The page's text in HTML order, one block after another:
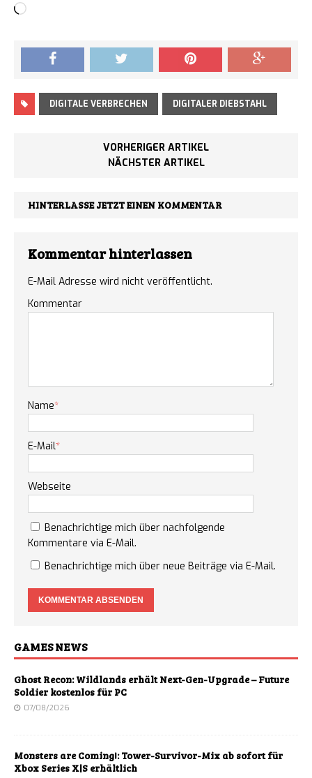
Loading…
DIGITALE VERBRECHEN DIGITALER DIEBSTAHL
VORHERIGER ARTIKEL
NÄCHSTER ARTIKEL
HINTERLASSE JETZT EINEN KOMMENTAR
Kommentar hinterlassen
E-Mail Adresse wird nicht veröffentlicht.
Kommentar
Name*
E-Mail*
Webseite
Benachrichtige mich über nachfolgende
Kommentare via E-Mail.
Benachrichtige mich über neue Beiträge via E-Mail.
GAMES NEWS
Ghost Recon: Wildlands erhält Next-Gen-Upgrade – Future
Soldier kostenlos für PC
07/08/2026
Monsters are Coming!: Tower-Survivor-Mix ab sofort für
Xbox Series X|S erhältlich